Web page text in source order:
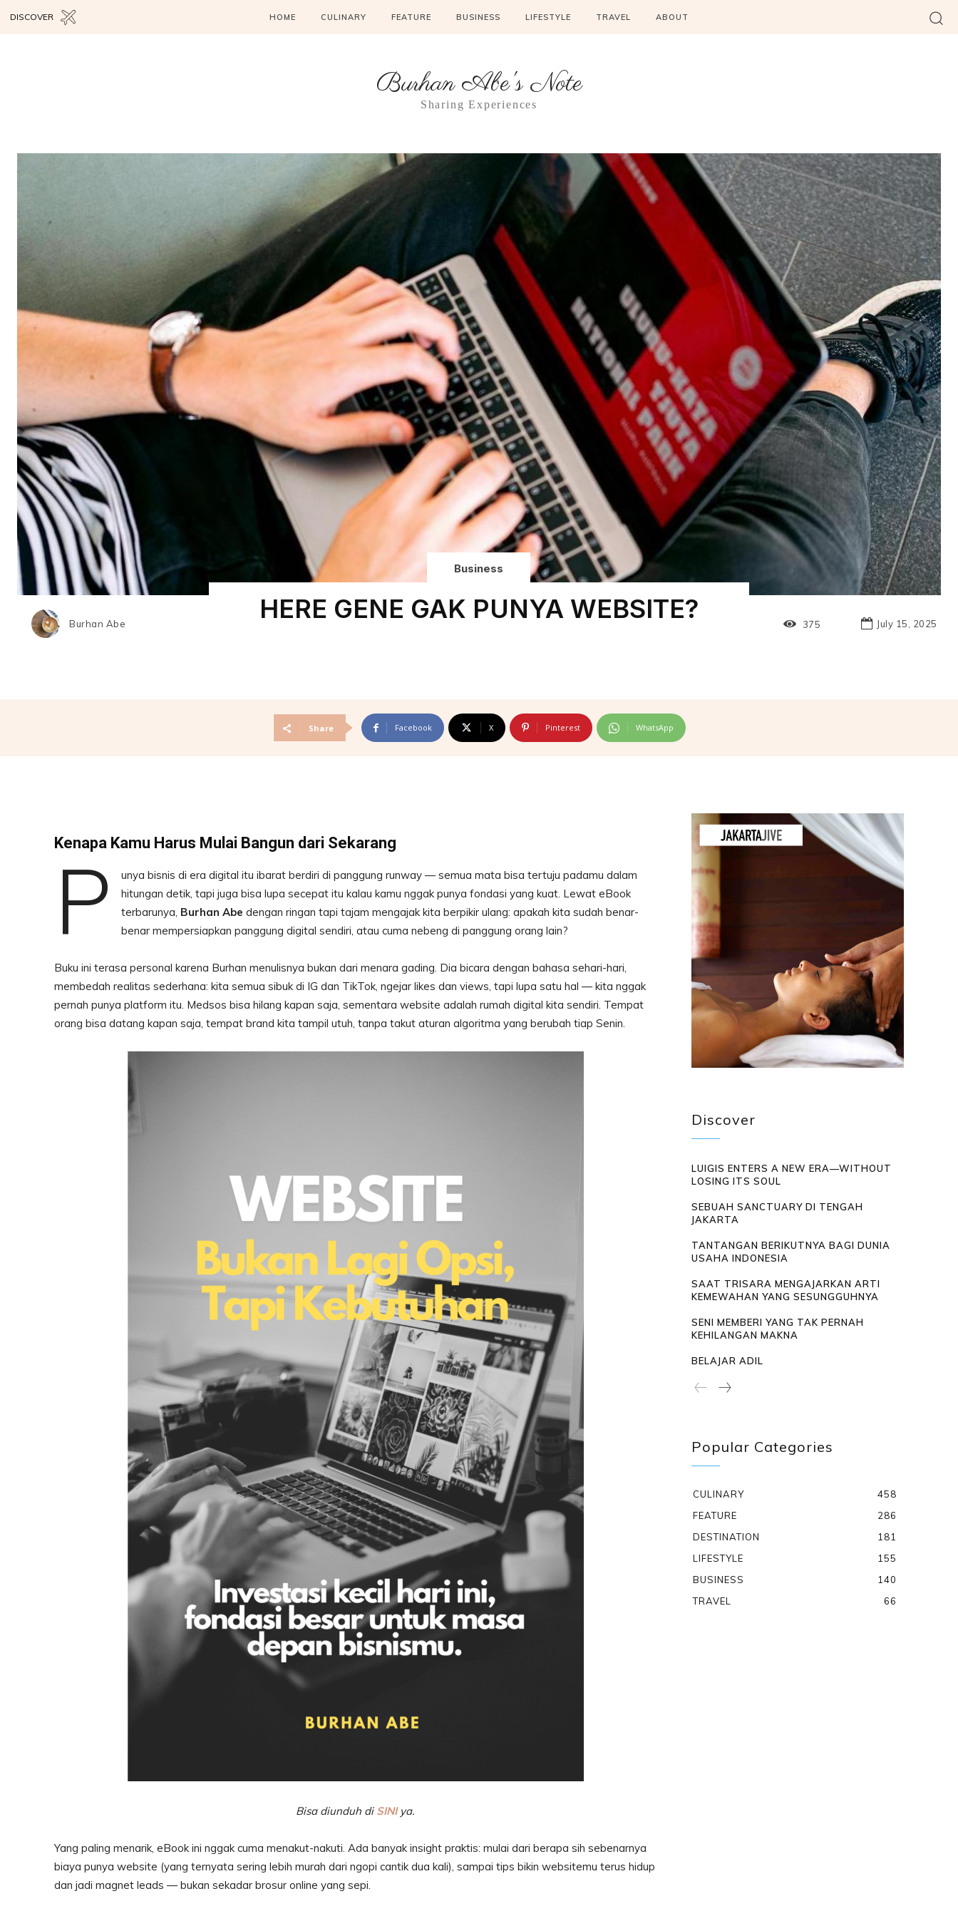
HOME CULINARY FEATURE BUSINESS LIFESTYLE TRAVEL ABOUT
DISCOVER
Burhan Abe's Note
Sharing Experiences
Burhan Abe
Business
HERE GENE GAK PUNYA WEBSITE? 375 July 15, 2025
Share Facebook X Pinterest WhatsApp
Kenapa Kamu Harus Mulai Bangun dari Sekarang
P
unya bisnis di era digital itu ibarat berdiri di panggung runway — semua mata bisa tertuju padamu dalam
hitungan detik, tapi juga bisa lupa secepat itu kalau kamu nggak punya fondasi yang kuat. Lewat eBook
terbarunya, Burhan Abe dengan ringan tapi tajam mengajak kita berpikir ulang: apakah kita sudah benar-
benar mempersiapkan panggung digital sendiri, atau cuma nebeng di panggung orang lain?
Buku ini terasa personal karena Burhan menulisnya bukan dari menara gading. Dia bicara dengan bahasa sehari-hari,
membedah realitas sederhana: kita semua sibuk di IG dan TikTok, ngejar likes dan views, tapi lupa satu hal — kita nggak
pernah punya platform itu. Medsos bisa hilang kapan saja, sementara website adalah rumah digital kita sendiri. Tempat
orang bisa datang kapan saja, tempat brand kita tampil utuh, tanpa takut aturan algoritma yang berubah tiap Senin.
Bisa diunduh di SINIya.
Yang paling menarik, eBook ini nggak cuma menakut-nakuti. Ada banyak insight praktis: mulai dari berapa sih sebenarnya
biaya punya website (yang ternyata sering lebih murah dari ngopi cantik dua kali), sampai tips bikin websitemu terus hidup
dan jadi magnet leads — bukan sekadar brosur online yang sepi.
Discover
LUIGIS ENTERS A NEW ERA—WITHOUT
LOSING ITS SOUL
SEBUAH SANCTUARY DI TENGAH
JAKARTA
TANTANGAN BERIKUTNYA BAGI DUNIA
USAHA INDONESIA
SAAT TRISARA MENGAJARKAN ARTI
KEMEWAHAN YANG SESUNGGUHNYA
SENI MEMBERI YANG TAK PERNAH
KEHILANGAN MAKNA
BELAJAR ADIL
Popular Categories
CULINARY
458
FEATURE
286
DESTINATION
181
LIFESTYLE
155
BUSINESS
140
TRAVEL
66